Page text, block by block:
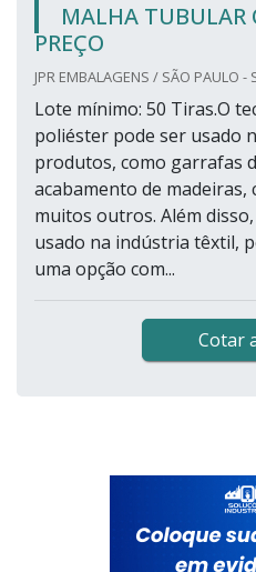
MALHA TUBULAR
PREÇO
JPR EMBALAGENS / SÃO PAULO -
Lote mínimo: 50 Tiras.O
poliéster pode ser usado
produtos, como garrafas
acabamento de madeiras,
muitos outros. Além
usado na indústria têxtil,
uma opção com...
Cotar